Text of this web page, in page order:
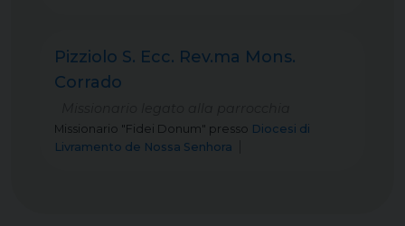
Pizziolo S. Ecc. Rev.ma Mons.
Corrado
Missionario "Fidei Donum" presso Diocesi di
Livramento de Nossa Senhora